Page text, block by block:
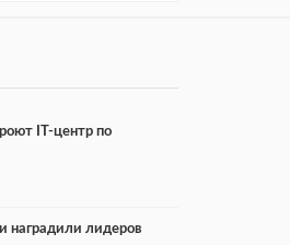
IT-центр по
наградили лидеров